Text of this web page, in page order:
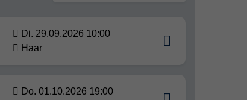
Di. 29.09.2026 10:00
Haar
Do. 01.10.2026 19:00